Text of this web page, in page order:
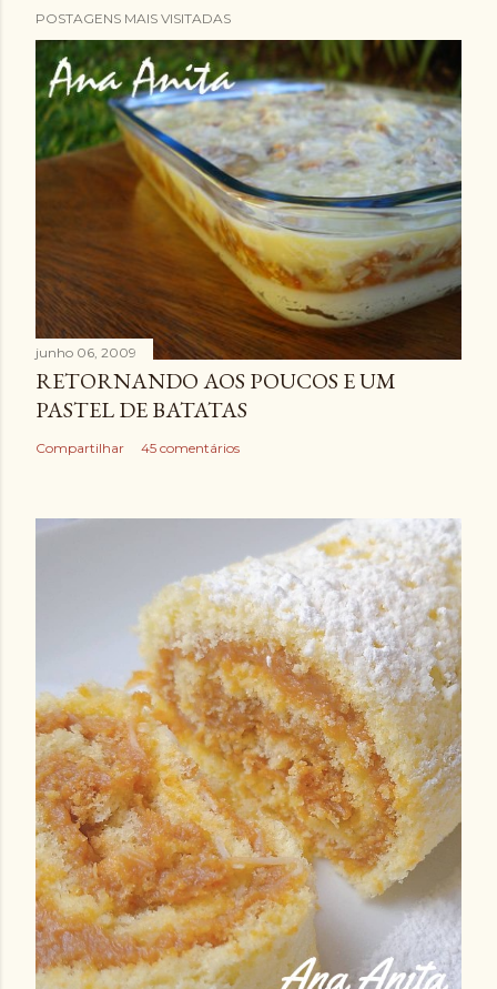
POSTAGENS MAIS VISITADAS
junho 06, 2009
RETORNANDO AOS POUCOS E UM
PASTEL DE BATATAS
Compartilhar 45 comentários